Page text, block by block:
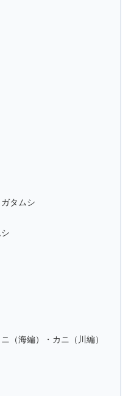
タムシ
（海編）・カニ（川編）